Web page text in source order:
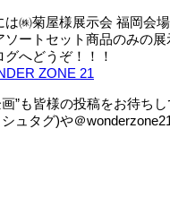
㈱菊屋様展示会 福岡会
ートセット商品のみの展
へどうぞ！！！
”も皆様の投稿をお待ち
ュタグ)や＠